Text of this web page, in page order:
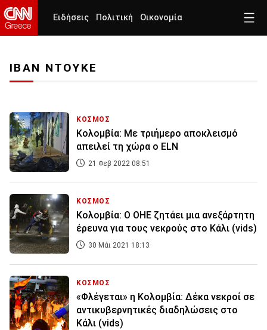
Ειδήσεις Πολιτική Οικονομία
ΙΒΑΝ ΝΤΟΥΚΕ
ΚΟΣΜΟΣ
Κολομβία: Με τριήμερο αποκλεισμό
απειλεί τη χώρα ο ELN
21 Φεβ 2022 08:51
ΚΟΣΜΟΣ
Κολομβία: Ο ΟΗΕ ζητάει μια ανεξάρτητη
έρευνα για τους νεκρούς στο Κάλι (vids)
30 Μάι 2021 18:13
ΚΟΣΜΟΣ
«Φλέγεται» η Κολομβία: Δέκα νεκροί σε
αντικυβερνητικές διαδηλώσεις στο
Κάλι (vids)